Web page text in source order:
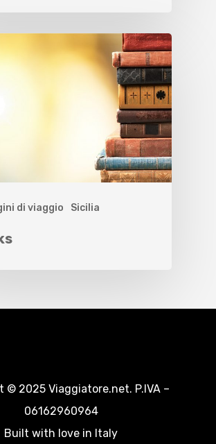
di viaggio Sicilia
© 2025 Viaggiatore.net. P.IVA –
06162960964
Built with love in Italy